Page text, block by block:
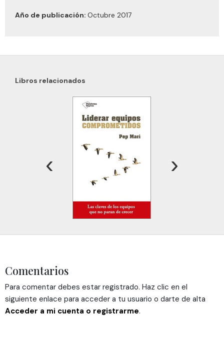
Año de publicación: Octubre 2017
Libros relacionados
‹ ›
Comentarios
Para comentar debes estar registrado. Haz clic en el
siguiente enlace para acceder a tu usuario o darte de alta
Acceder a mi cuenta o registrarme.